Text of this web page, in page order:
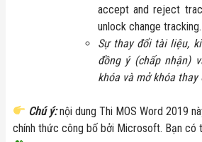
accept and reject
unlock change tracking.
Sự thay đổi tài liệu,
đồng ý (chấp nhận)
khóa và mở khóa thay
Chú ý:nội dung Thi MOS Word 2019
chính thức công bố bởi Microsoft. Bạn có